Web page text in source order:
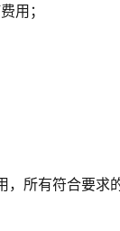
用；
，所有符合要求